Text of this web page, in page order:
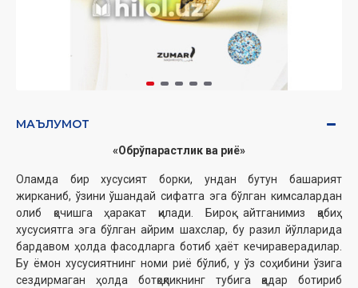
МАЪЛУМОТ
«Обрўпарастлик ва риё»
Оламда бир хусусият борки, ундан бутун башарият
жирканиб, ўзини ўшандай сифатга эга бўлган кимсалардан
олиб қочишга ҳаракат қилади. Бироқ айтганимиз қабиҳ
хусусиятга эга бўлган айрим шахслар, бу разил йўлларида
бардавом ҳолда фасодларга ботиб ҳаёт кечираверадилар.
Бу ёмон хусусиятнинг номи риё бўлиб, у ўз соҳибини ўзига
сездирмаган ҳолда ботқоқликнинг тубига қадар ботириб